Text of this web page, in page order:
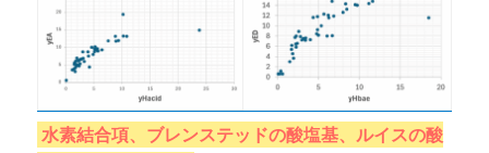
水素結合項、ブレンステッドの酸塩基、ルイスの酸